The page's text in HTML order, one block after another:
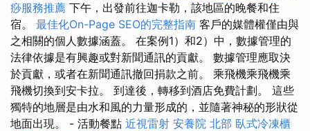
痧服務推薦 下午，出發前往迦卡勒，該地區的晚餐和住
宿。 最佳化On-Page SEO的完整指南 客戶的媒體權僅由與
之相關的個人數據涵蓋。 在案例1）和2）中，數據管理的
法律依據是有興趣或對新聞通訊的貢獻。 數據管理應取決
於貢獻，或者在新聞通訊撤回捐款之前。 乘飛機乘飛機乘
飛機切換到安卡拉。 到達後，轉移到酒店免費計劃。 這些
獨特的地層是由水和風的力量形成的，並隨著神秘的形狀從
地面出現。 - 活動餐點 近視雷射 安養院 北部 臥式冷凍櫃